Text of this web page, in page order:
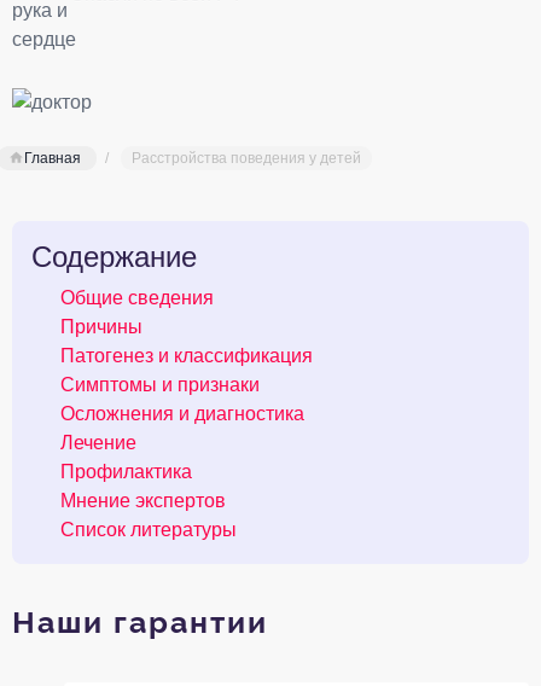
Главная Расстройства поведения у детей
Содержание
Общие сведения
Причины
Патогенез и классификация
Симптомы и признаки
Осложнения и диагностика
Лечение
Профилактика
Мнение экспертов
Список литературы
Наши гарантии